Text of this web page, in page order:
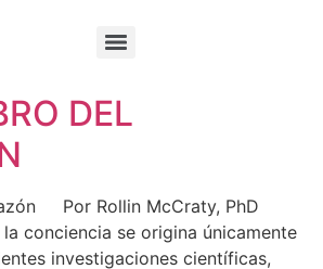
DEL
Por Rollin McCraty, PhD
conciencia se origina únicamente
investigaciones científicas,